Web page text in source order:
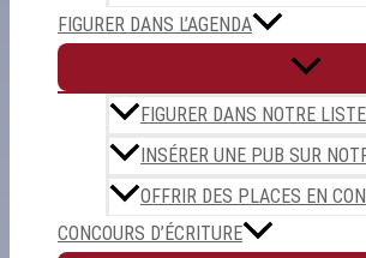
FIGURER DANS L’AGENDA
FIGURER DANS NOTRE
INSÉRER UNE PUB SUR
OFFRIR DES PLACES EN
CONCOURS D’ÉCRITURE